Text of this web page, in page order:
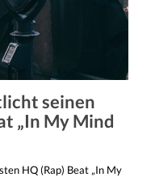
seinen
„In My Mind
HQ (Rap) Beat „In My